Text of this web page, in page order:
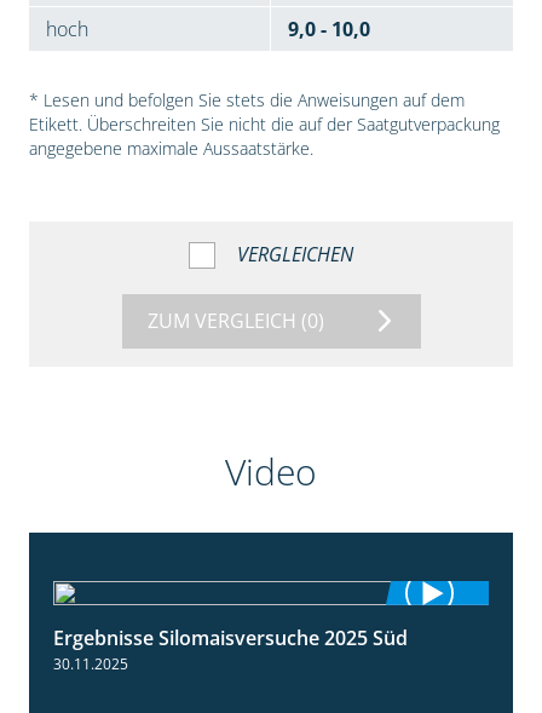
hoch
9,0 - 10,0
* Lesen und befolgen Sie stets die Anweisungen auf dem
Etikett. Überschreiten Sie nicht die auf der Saatgutverpackung
angegebene maximale Aussaatstärke.
VERGLEICHEN
ZUM VERGLEICH (0)
Video
Ergebnisse Silomaisversuche 2025 Süd
30.11.2025